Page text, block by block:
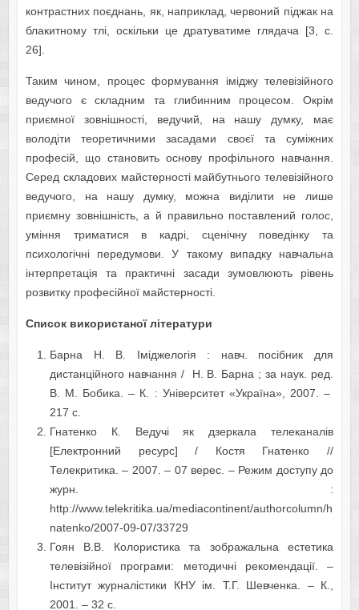
контрастних поєднань, як, наприклад, червоний піджак на
блакитному тлі, оскільки це дратуватиме глядача [3, с.
26].
Таким чином, процес формування іміджу телевізійного
ведучого є складним та глибинним процесом. Окрім
приємної зовнішності, ведучий, на нашу думку, має
володіти теоретичними засадами своєї та суміжних
професій, що становить основу профільного навчання.
Серед складових майстерності майбутнього телевізійного
ведучого, на нашу думку, можна виділити не лише
приємну зовнішність, а й правильно поставлений голос,
уміння триматися в кадрі, сценічну поведінку та
психологічні передумови. У такому випадку навчальна
інтерпретація та практичні засади зумовлюють рівень
розвитку професійної майстерності.
Список використаної літератури
Барна Н. В. Іміджелогія : навч. посібник для
дистанційного навчання / Н. В. Барна ; за наук. ред.
В. М. Бобика. – К. : Університет «Україна», 2007. –
217 с.
Гнатенко К. Ведучі як дзеркала телеканалів
[Електронний ресурс] / Костя Гнатенко //
Телекритика. – 2007. – 07 верес. – Режим доступу до
журн. :
http://www.telekritika.ua/mediacontinent/authorcolumn/h
natenko/2007-09-07/33729
Гоян В.В. Колористика та зображальна естетика
телевізійної програми: методичні рекомендації. –
Інститут журналістики КНУ ім. Т.Г. Шевченка. – К.,
2001. – 32 с.